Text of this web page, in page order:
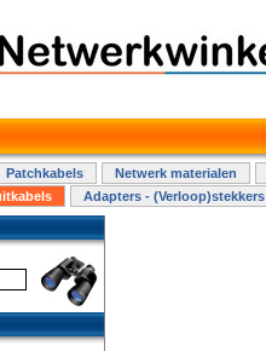
Patchkabels Netwerk materialen
Adapters - (Verloop)stekkers